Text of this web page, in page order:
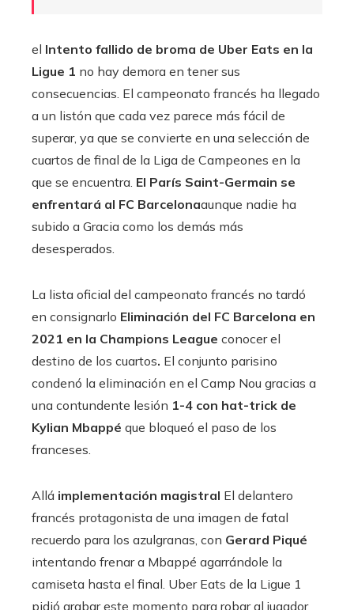
el Intento fallido de broma de Uber Eats en la
Ligue 1 no hay demora en tener sus
consecuencias. El campeonato francés ha llegado
a un listón que cada vez parece más fácil de
superar, ya que se convierte en una selección de
cuartos de final de la Liga de Campeones en la
que se encuentra. El París Saint-Germain se
enfrentará al FC Barcelonaaunque nadie ha
subido a Gracia como los demás más
desesperados.
La lista oficial del campeonato francés no tardó
en consignarlo Eliminación del FC Barcelona en
2021 en la Champions League conocer el
destino de los cuartos. El conjunto parisino
condenó la eliminación en el Camp Nou gracias a
una contundente lesión 1-4 con hat-trick de
Kylian Mbappé que bloqueó el paso de los
franceses.
Allá implementación magistral El delantero
francés protagonista de una imagen de fatal
recuerdo para los azulgranas, con Gerard Piqué
intentando frenar a Mbappé agarrándole la
camiseta hasta el final. Uber Eats de la Ligue 1
pidió grabar este momento para robar al jugador